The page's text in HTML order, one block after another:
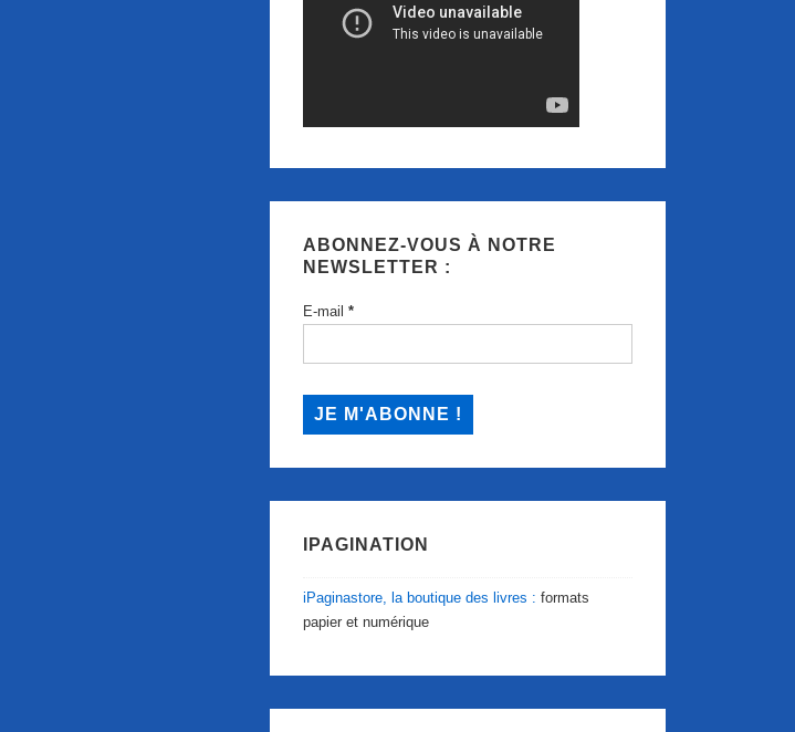
ABONNEZ-VOUS À NOTRE
NEWSLETTER :
E-mail*
IPAGINATION
iPaginastore, la boutique des livres : formats
papier et numérique